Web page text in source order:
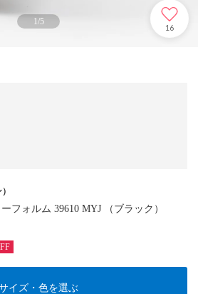
1/5
16
フォルム 39610 MYJ （ブラック）
イズ・色を選ぶ